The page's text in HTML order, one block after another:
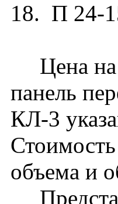
18. П 24-
Цена на
панель
КЛ-3
объема и